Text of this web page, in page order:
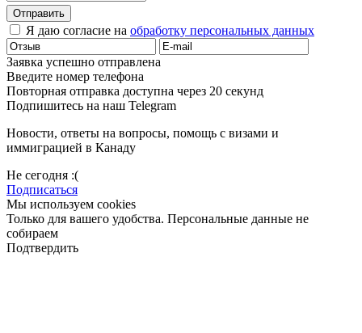
Отправить
Я даю согласие на обработку персональных данных
Заявка успешно отправлена
Введите номер телефона
Повторная отправка доступна через 20 секунд
Подпишитесь на наш Telegram
Новости, ответы на вопросы, помощь с визами и
иммиграцией в Канаду
Не сегодня :(
Подписаться
Мы используем cookies
Только для вашего удобства. Персональные данные не
собираем
Подтвердить